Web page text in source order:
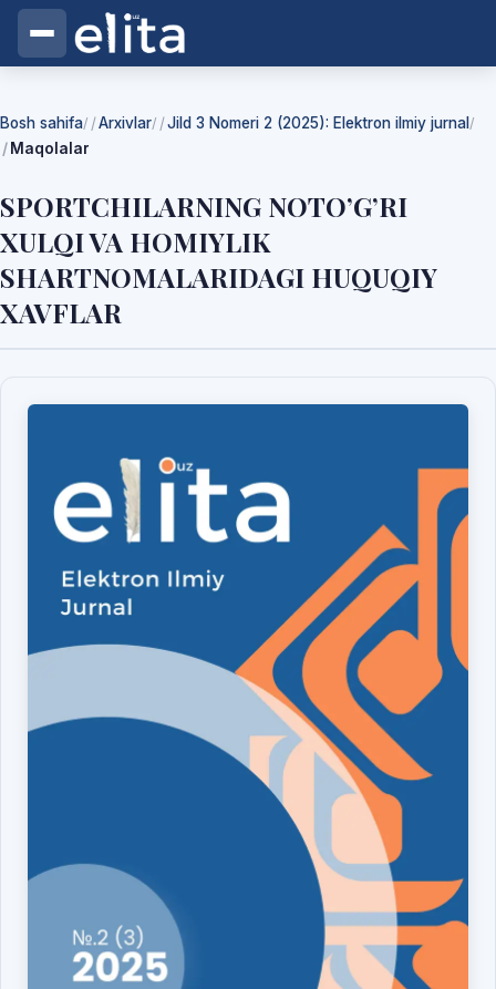
Bosh sahifa/ Arxivlar/ Jild 3 Nomeri 2 (2025): Elektron ilmiy jurnal /
Maqolalar
SPORTCHILARNING NOTO’G’RI
XULQI VA HOMIYLIK
SHARTNOMALARIDAGI HUQUQIY
XAVFLAR